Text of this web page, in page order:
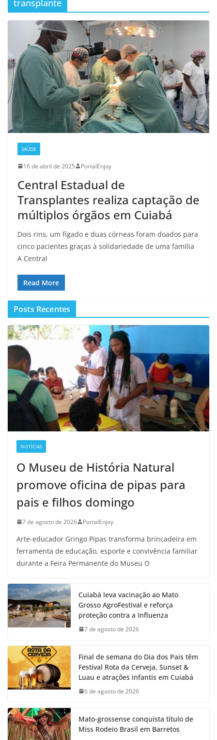
transplante
SAÚDE
16 de abril de 2025 PortalEnjoy
Central Estadual de
Transplantes realiza captação de
múltiplos órgãos em Cuiabá
Dois rins, um fígado e duas córneas foram doados para
cinco pacientes graças à solidariedade de uma família
A Central
Read More
Posts Recentes
NOTÍCIAS
O Museu de História Natural
promove oficina de pipas para
pais e filhos domingo
7 de agosto de 2026 PortalEnjoy
Arte-educador Gringo Pipas transforma brincadeira em
ferramenta de educação, esporte e convivência familiar
durante a Feira Permanente do Museu O
Cuiabá leva vacinação ao Mato
Grosso AgroFestival e reforça
proteção contra a Influenza
7 de agosto de 2026
Final de semana do Dia dos Pais têm
Festival Rota da Cerveja, Sunset &
Luau e atrações infantis em Cuiabá
6 de agosto de 2026
Mato-grossense conquista título de
Miss Rodeio Brasil em Barretos